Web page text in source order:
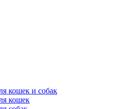
кошек и собак
кошек